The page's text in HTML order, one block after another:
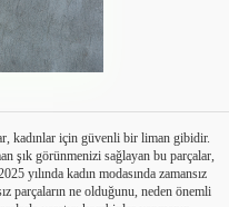
kadınlar için güvenli bir liman gibidir.
şık görünmenizi sağlayan bu parçalar,
yılında kadın modasında zamansız
parçaların ne olduğunu, neden önemli